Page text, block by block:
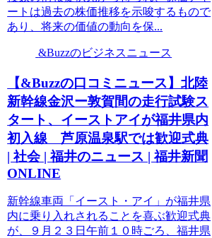
ートは過去の株価推移を示唆するもので
あり、将来の価値の動向を保...
&Buzzのビジネスニュース
【&Buzzの口コミニュース】北陸
新幹線金沢ー敦賀間の走行試験ス
タート、イーストアイが福井県内
初入線 芦原温泉駅では歓迎式典
| 社会 | 福井のニュース | 福井新聞
ONLINE
新幹線車両「イースト・アイ」が福井県
内に乗り入れされることを喜ぶ歓迎式典
が、９月２３日午前１０時ごろ、福井県